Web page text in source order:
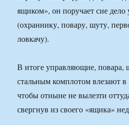
ящиком», он поручает сие
(охраннику, повару, шуту,
ловкачу).
В итоге управляющие, повара,
стальным комплотом влезают
чтобы отныне не вылезти
свергнув из своего «ящика»